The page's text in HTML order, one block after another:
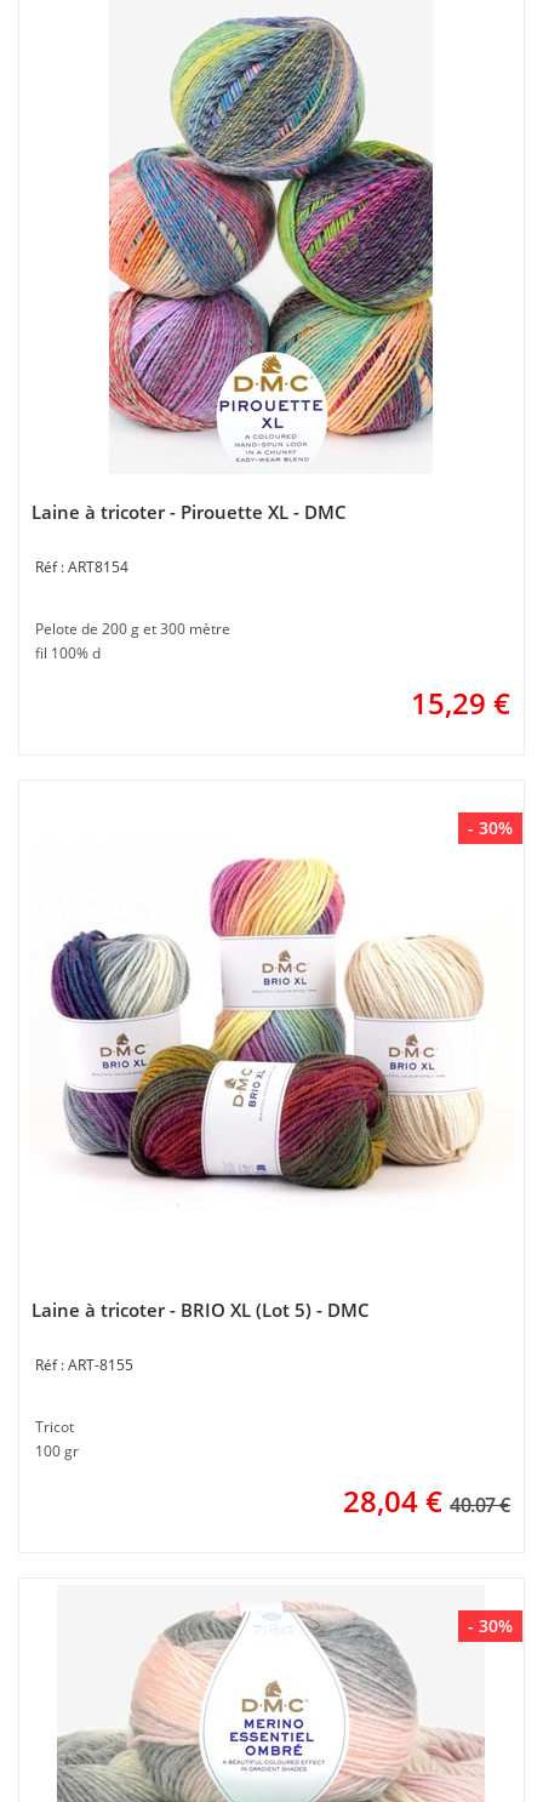
Laine à tricoter - Pirouette XL - DMC
ART8154
Pelote de 200 g et 300 mètre
fil 100% d
15,29 €
- 30%
Laine à tricoter - BRIO XL (Lot 5) - DMC
ART-8155
Tricot
100 gr
28,04€ 40.07 €
- 30%